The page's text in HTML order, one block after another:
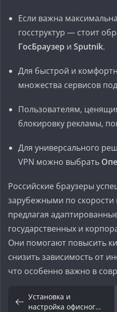
Если важна
госструктур — стоит
ГосБраузер и Sputnik.
Для быстрой и
множества сервисов
Пользователям,
блокировку рекламы,
Для универсального
VPN можно выбрать
Российские браузеры
зарубежными по скорости
предлагая
государственных и
Они помогают повысить
снизить зависимость от
что особенно важно в
Установка и
настройка офисного